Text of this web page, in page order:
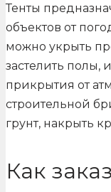
Тенты
объектов от
можно укрыть
застелить полы,
прикрытия от
строительной
грунт, накрыть
Как